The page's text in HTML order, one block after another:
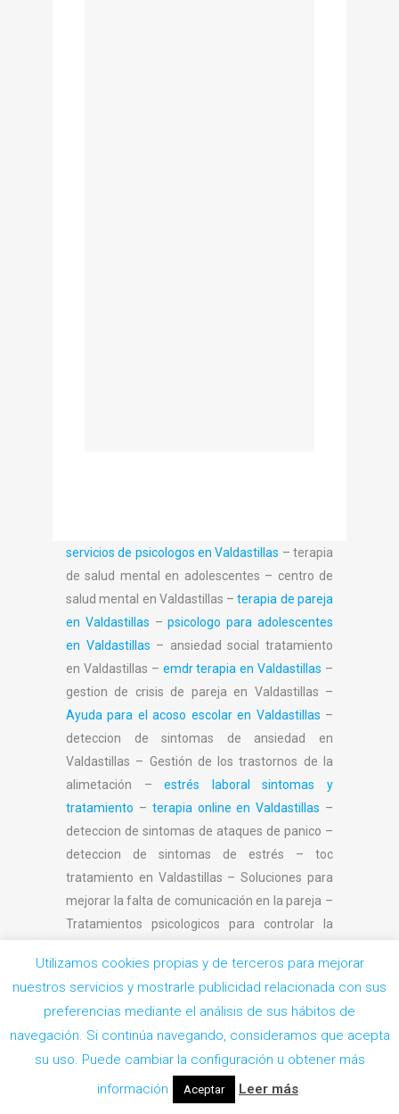
servicios de psicologos en Valdastillas – terapia
de salud mental en adolescentes – centro de
salud mental en Valdastillas –terapia de pareja
en Valdastillas –psicologo para adolescentes
en Valdastillas – ansiedad social tratamiento
en Valdastillas – emdr terapia en Valdastillas –
gestion de crisis de pareja en Valdastillas –
Ayuda para el acoso escolar en Valdastillas –
deteccion de sintomas de ansiedad en
Valdastillas – Gestión de los trastornos de la
alimetación –estrés laboral sintomas y
tratamiento – terapia online en Valdastillas –
deteccion de sintomas de ataques de panico –
deteccion de sintomas de estrés – toc
tratamiento en Valdastillas – Soluciones para
mejorar la falta de comunicación en la pareja –
Tratamientos psicologicos para controlar la
calmar un ataque de ansiedad en Valdastillas –
Terapia de sexología en pareja en Valdastillas–
Ayuda psicologica para los problemas de baja
autoestima en Valdastillas – Tratamiento para
el trastorno obsesivo compulsivo en
Valdastillas – Gestión de mal comportamiento
Pedir Cita
Utilizamos cookies propias y de terceros para mejorar
nuestros servicios y mostrarle publicidad relacionada con sus
preferencias mediante el análisis de sus hábitos de
navegación. Si continúa navegando, consideramos que acepta
su uso. Puede cambiar la configuración u obtener más
información
Aceptar Leer más.